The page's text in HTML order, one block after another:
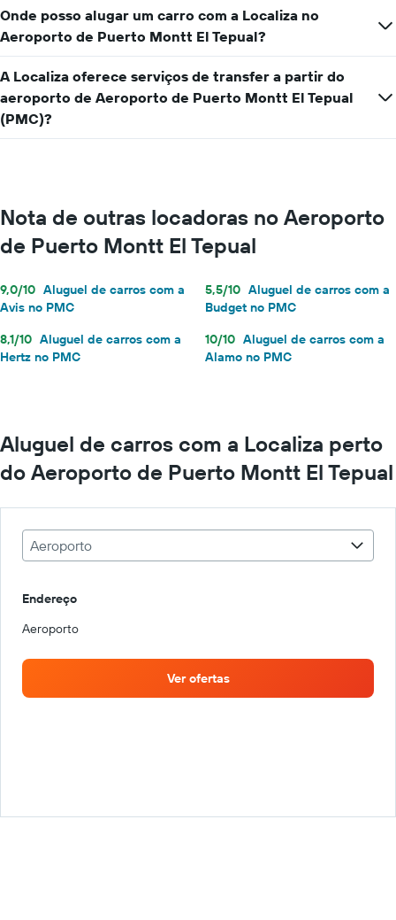
Onde posso alugar um carro com a Localiza no
Aeroporto de Puerto Montt El Tepual?
A Localiza oferece serviços de transfer a partir do
aeroporto de Aeroporto de Puerto Montt El Tepual
(PMC)?
Nota de outras locadoras no Aeroporto
de Puerto Montt El Tepual
9,0/10 Aluguel de carros com a
Avis no PMC
5,5/10 Aluguel de carros com a
Budget no PMC
8,1/10 Aluguel de carros com a
Hertz no PMC
10/10 Aluguel de carros com a
Alamo no PMC
Aluguel de carros com a Localiza perto
do Aeroporto de Puerto Montt El Tepual
Aeroporto
Endereço
Aeroporto
Ver ofertas